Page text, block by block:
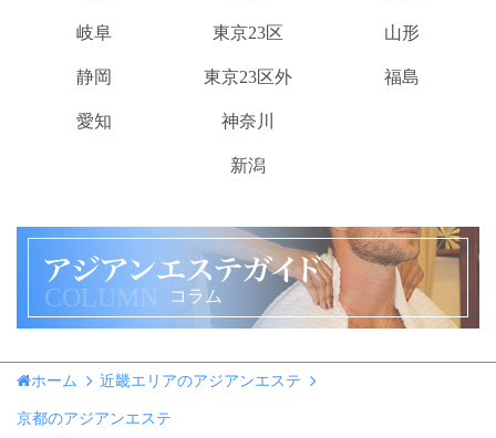
岐阜
静岡
愛知
東京23区
東京23区外
神奈川
新潟
山形
福島
COLUMN コラム
ホーム 近畿エリアのアジアンエステ
京都のアジアンエステ